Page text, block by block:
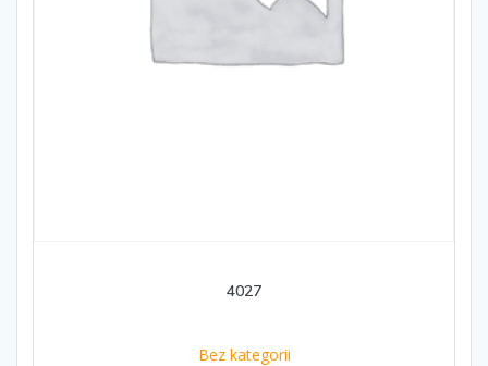
4027
Bez kategorii